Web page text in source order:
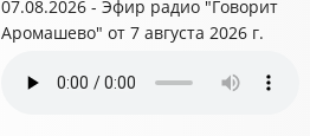
07.08.2026 - Эфир радио "Говорит
Аромашево" от 7 августа 2026 г.